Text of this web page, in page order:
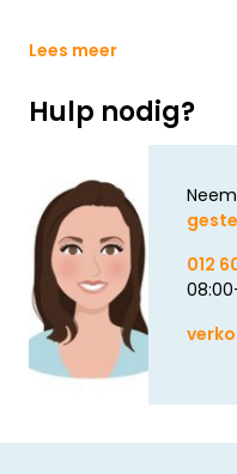
Lees meer
Hulp nodig?
012